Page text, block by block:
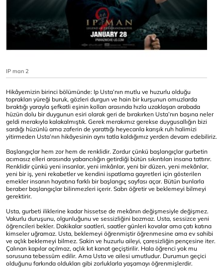
IP man 2
Hikâyemizin birinci bölümünde: Ip Usta’nın mutlu ve huzurlu olduğu
toprakları yüreği buruk, gözleri durgun ve hain bir kurşunun omuzlarda
bıraktığı yarayla şefkatli eşinin kolları arasında hızla uzaklaşan arabada
hüzün dolu bir duygunun esiri olarak geri de bırakırken Usta’nın başına neler
geldi merakıyla kalakalmıştık. Gerek merakımız gerekse duygusallığın bizi
sardığı hüzünlü ama zaferin de yarattığı heyecanla karışık ruh halimizi
yitirmeden Usta’nın hikâyesinin aynı tatla kaldığımız yerden devam edebiliriz.
Başlangıçlar hem zor hem de renklidir. Zordur çünkü başlangıçlar gurbetin
acımasız elleri arasında yabancılığın getirdiği bütün sıkıntıları insana tattırır.
Renklidir çünkü yeni insanlar, yeni imkânlar, yeni bir düzen, yeni mekânlar,
yeni bir iş, yeni rekabetler ve kendini ispatlama gayretleri için gösterilen
emekler insanın hayatına farklı bir başlangıç sayfası açar. Bütün bunlarla
beraber başlangıçlar bilinmezleri içerir. Sabrı öğretir ve beklemeyi bilmeyi
gerektirir.
Usta, gurbeti iliklerine kadar hissetse de mekânın değişmesiyle değişmez.
Vakurlu duruşunu, olgunluğunu ve sessizliğini bozmaz. Usta, sessizce yeni
öğrencileri bekler. Dakikalar saatleri, saatler günleri kovalar ama çatı katına
kimseler uğramaz. Usta, beklemeyi öğrenmiştir öğrenmesine ama ev sahibi
ve açlık beklemeyi bilmez. Sakin ve huzurlu aileyi, çaresizliğin pençesine iter.
Çalınan kapılar açılmaz, açlık kıt kanat geçiştirilir. Hala öğrenci yok mu
sorusuna tebessüm edilir. Ama Usta ve ailesi umutludur. Durumun geçici
olduğunu farkında oldukları gibi zorluklarla yaşamayı öğrenmişlerdir.